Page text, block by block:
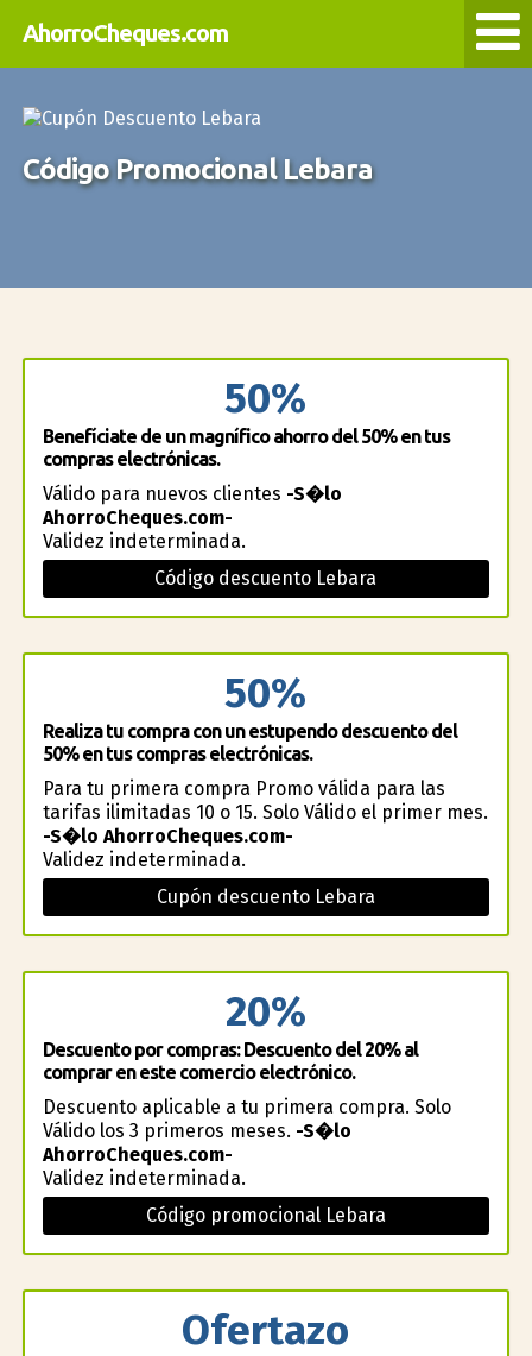
AhorroCheques.com
Código Promocional Lebara
50%
Benefíciate de un magnífico ahorro del 50% en tus
compras electrónicas.
Válido para nuevos clientes -S�lo
AhorroCheques.com-
Validez indeterminada.
Código descuento Lebara
50%
Realiza tu compra con un estupendo descuento del
50% en tus compras electrónicas.
Para tu primera compra Promo válida para las
tarifas ilimitadas 10 o 15. Solo Válido el primer mes.
-S�lo AhorroCheques.com-
Validez indeterminada.
Cupón descuento Lebara
20%
Descuento por compras: Descuento del 20% al
comprar en este comercio electrónico.
Descuento aplicable a tu primera compra. Solo
Válido los 3 primeros meses. -S�lo
AhorroCheques.com-
Validez indeterminada.
Código promocional Lebara
Ofertazo